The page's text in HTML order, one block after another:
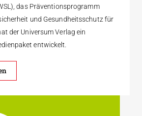
das Präventionsprogramm
und Gesundheitsschutz für
der Universum Verlag ein
entwickelt.